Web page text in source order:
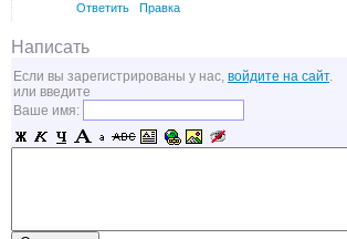
Ответить Правка
Написать
Если вы зарегистрированы у нас, войдите на сайт.
или введите
Ваше имя: